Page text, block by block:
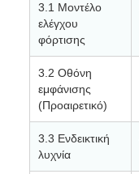
3.1 Μοντέλο
ελέγχου
φόρτισης
3.2 Οθόνη
εμφάνισης
(Προαιρετικό)
3.3 Ενδεικτική
λυχνία